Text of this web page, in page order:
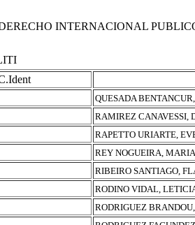
INTERNACIONAL
QUESADA
RAMIREZ CANAVESSI,
RAPETTO URIARTE,
REY NOGUEIRA,
RIBEIRO SANTIAGO,
RODINO VIDAL,
RODRIGUEZ